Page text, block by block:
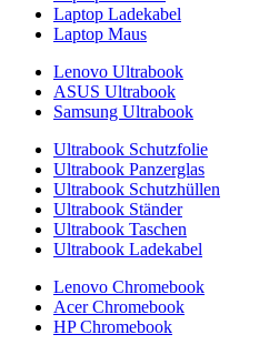
Laptop Ladekabel
Laptop Maus
Lenovo Ultrabook
ASUS Ultrabook
Samsung Ultrabook
Ultrabook Schutzfolie
Ultrabook Panzerglas
Ultrabook Schutzhüllen
Ultrabook Ständer
Ultrabook Taschen
Ultrabook Ladekabel
Lenovo Chromebook
Acer Chromebook
HP Chromebook